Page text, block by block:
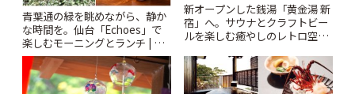
青葉通の緑を眺めながら、静か
な時間を。仙台「Echoes」で
楽しむモーニングとランチ | こ
とりっぷ
新オープンした銭湯「黄金湯 新
宿」へ。サウナとクラフトビー
ルを楽しむ癒やしのレトロ空間